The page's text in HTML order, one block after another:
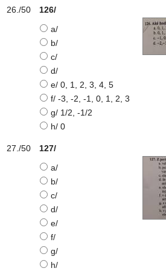
126/
a/
b/
c/
d/
e/ 0, 1, 2, 3, 4, 5
f/ -3, -2, -1, 0, 1, 2, 3
g/ 1/2, -1/2
h/ 0
127/
a/
b/
c/
d/
e/
f/
g/
h/